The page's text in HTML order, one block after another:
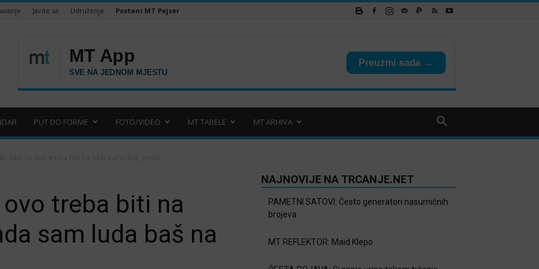
Javite se Udruženje Postani MT Pejser
PUT DO FORME FOTO/VIDEO MT TABELE MT ARHIVA
treba biti na
sam luda baš na
NAJNOVIJE NA TRCANJE.NET
PAMETNI SATOVI: Često generatori nasumičnih
brojeva
MT REFLEKTOR: Maid Klepo